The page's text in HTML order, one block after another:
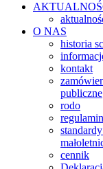
O NAS
historia
kontakt
publiczne
rodo
cennik